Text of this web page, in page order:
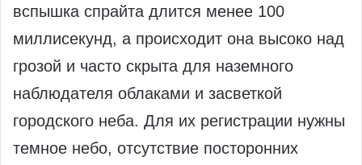
вспышка спрайта длится менее 100
миллисекунд, а происходит она высоко над
грозой и часто скрыта для наземного
наблюдателя облаками и засветкой
городского неба. Для их регистрации нужны
темное небо, отсутствие посторонних